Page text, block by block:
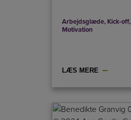
Arbejdsglæde, Kick-off,
Motivation
LÆS MERE